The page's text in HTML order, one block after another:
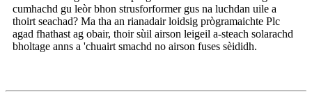
cumhachd gu leòr bhon strusforformer gus na luchdan uile a
thoirt seachad? Ma tha an rianadair loidsig prògramaichte Plc
agad fhathast ag obair, thoir sùil airson leigeil a-steach solarachd
bholtage anns a 'chuairt smachd no airson fuses sèididh.